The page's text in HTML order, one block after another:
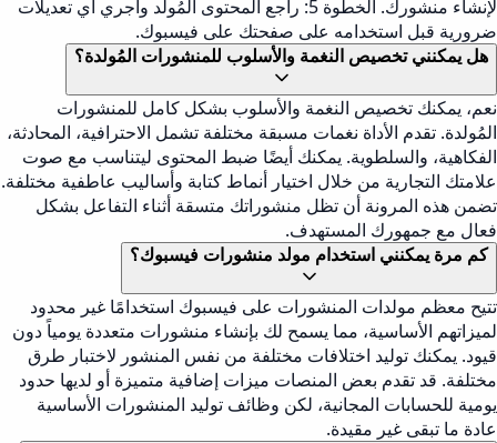
لإنشاء منشورك. الخطوة 5: راجع المحتوى المُولد وأجري أي تعديلات
ضرورية قبل استخدامه على صفحتك على فيسبوك.
هل يمكنني تخصيص النغمة والأسلوب للمنشورات المُولدة؟
نعم، يمكنك تخصيص النغمة والأسلوب بشكل كامل للمنشورات
المُولدة. تقدم الأداة نغمات مسبقة مختلفة تشمل الاحترافية، المحادثة،
الفكاهية، والسلطوية. يمكنك أيضًا ضبط المحتوى ليتناسب مع صوت
علامتك التجارية من خلال اختيار أنماط كتابة وأساليب عاطفية مختلفة.
تضمن هذه المرونة أن تظل منشوراتك متسقة أثناء التفاعل بشكل
فعال مع جمهورك المستهدف.
كم مرة يمكنني استخدام مولد منشورات فيسبوك؟
تتيح معظم مولدات المنشورات على فيسبوك استخدامًا غير محدود
لميزاتهم الأساسية، مما يسمح لك بإنشاء منشورات متعددة يومياً دون
قيود. يمكنك توليد اختلافات مختلفة من نفس المنشور لاختبار طرق
مختلفة. قد تقدم بعض المنصات ميزات إضافية متميزة أو لديها حدود
يومية للحسابات المجانية، لكن وظائف توليد المنشورات الأساسية
عادة ما تبقى غير مقيدة.